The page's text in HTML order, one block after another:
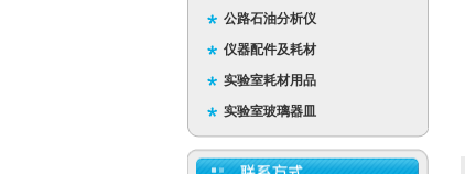
公路石油分析仪
仪器配件及耗材
实验室耗材用品
实验室玻璃器皿